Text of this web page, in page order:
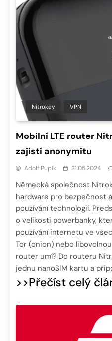
Nitrokey VPN
Mobilní LTE router
zajistí anonymitu
Adolf Pupík 31.05.2024
Německá společnost
hardware pro bezpečnost
používání technologií.
o velikosti powerbanky,
používání internetu ve
Tor (onion) nebo
router umí? Do routeru
jednu nanoSIM kartu a
>>Přečíst celý